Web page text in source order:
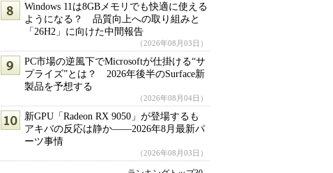
Windows 11は8GBメモリでも快適に使える
ようになる？ 品質向上への取り組みと
「26H2」に向けた中間報告
（2026年08月03日）
PC市場の逆風下でMicrosoftが仕掛ける“サ
プライズ”とは？ 2026年後半のSurface新
製品を予想する
（2026年08月04日）
新GPU「Radeon RX 9050」が登場するも
アキバの反応は静か――2026年8月最新パ
ーツ事情
（2026年08月03日）